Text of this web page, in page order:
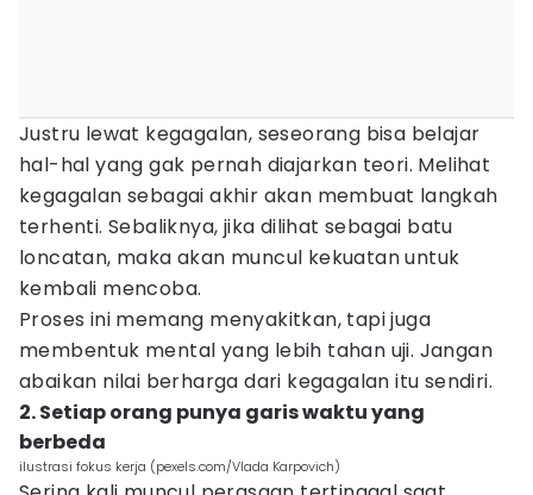
Justru lewat kegagalan, seseorang bisa belajar
hal-hal yang gak pernah diajarkan teori. Melihat
kegagalan sebagai akhir akan membuat langkah
terhenti. Sebaliknya, jika dilihat sebagai batu
loncatan, maka akan muncul kekuatan untuk
kembali mencoba.
Proses ini memang menyakitkan, tapi juga
membentuk mental yang lebih tahan uji. Jangan
abaikan nilai berharga dari kegagalan itu sendiri.
2. Setiap orang punya garis waktu yang
berbeda
ilustrasi fokus kerja (pexels.com/Vlada Karpovich)